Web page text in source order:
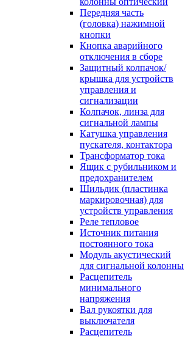
Передняя часть
(головка) нажимной
кнопки
Кнопка аварийного
отключения в сборе
Защитный колпачок/
крышка для устройств
управления и
сигнализации
Колпачок, линза для
сигнальной лампы
Катушка управления
пускателя, контактора
Трансформатор тока
Ящик с рубильником и
предохранителем
Шильдик (пластинка
маркировочная) для
устройств управления
Реле тепловое
Источник питания
постоянного тока
Модуль акустический
для сигнальной колонны
Расцепитель
минимального
напряжения
Вал рукоятки для
выключателя
Расцепитель